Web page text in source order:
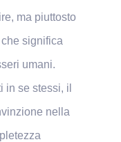
ma piuttosto
significa
umani.
in se stessi, il
nella